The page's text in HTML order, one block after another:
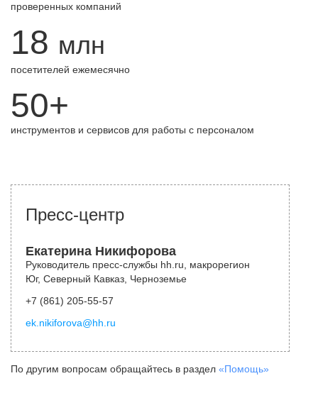
проверенных компаний
18 млн
посетителей ежемесячно
50+
инструментов и сервисов для работы с персоналом
Пресс-центр
Екатерина Никифорова
Руководитель пресс-службы hh.ru, макрорегион
Юг, Северный Кавказ, Черноземье
+7 (861) 205-55-57
ek.nikiforova@hh.ru
По другим вопросам обращайтесь в раздел «Помощь»